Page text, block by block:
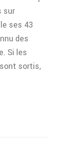
sur
ses 43
des
Si les
sortis,